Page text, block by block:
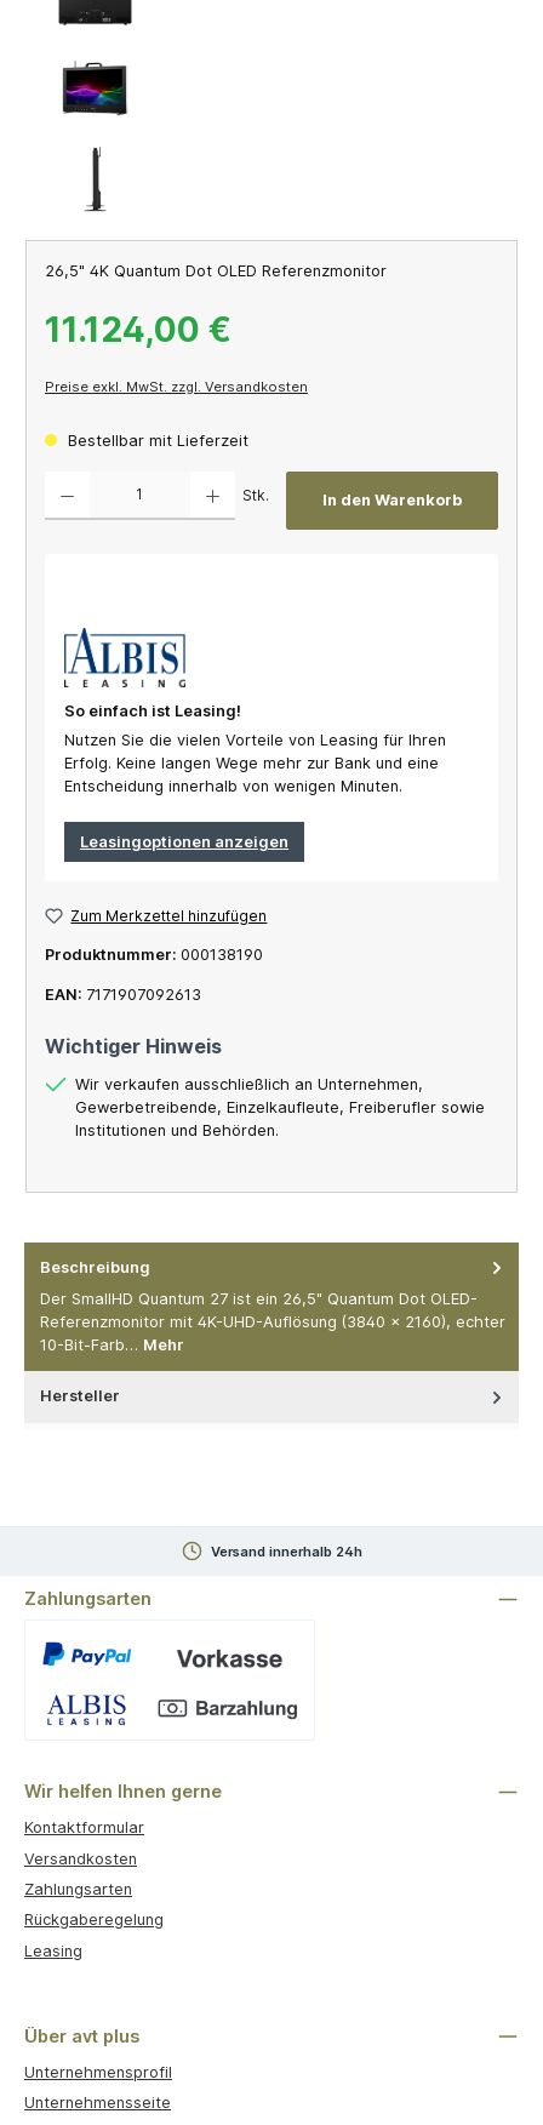
26,5" 4K Quantum Dot OLED Referenzmonitor
11.124,00 €
Preise exkl. MwSt. zzgl. Versandkosten
Bestellbar mit Lieferzeit
Stk. In den Warenkorb
So einfach ist Leasing!
Nutzen Sie die vielen Vorteile von Leasing für Ihren
Erfolg. Keine langen Wege mehr zur Bank und eine
Entscheidung innerhalb von wenigen Minuten.
Leasingoptionen anzeigen
Zum Merkzettel hinzufügen
Produktnummer: 000138190
EAN: 7171907092613
Wichtiger Hinweis
Wir verkaufen ausschließlich an Unternehmen,
Gewerbetreibende, Einzelkaufleute, Freiberufler sowie
Institutionen und Behörden.
Beschreibung
Der SmallHD Quantum 27 ist ein 26,5" Quantum Dot OLED-
Referenzmonitor mit 4K-UHD-Auflösung (3840 × 2160), echter
10-Bit-Farb… Mehr
Hersteller
Versand innerhalb 24h
Zahlungsarten
Wir helfen Ihnen gerne
Kontaktformular
Versandkosten
Zahlungsarten
Rückgaberegelung
Leasing
Über avt plus
Unternehmensprofil
Unternehmensseite